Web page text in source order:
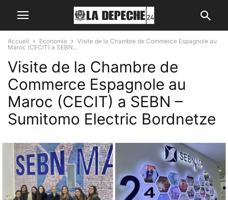
Accueil Economie
Visite de la Chambre de Commerce Espagnole au
Maroc (CECIT) a SEBN...
Visite de la Chambre de
Commerce Espagnole au
Maroc (CECIT) a SEBN –
Sumitomo Electric Bordnetze